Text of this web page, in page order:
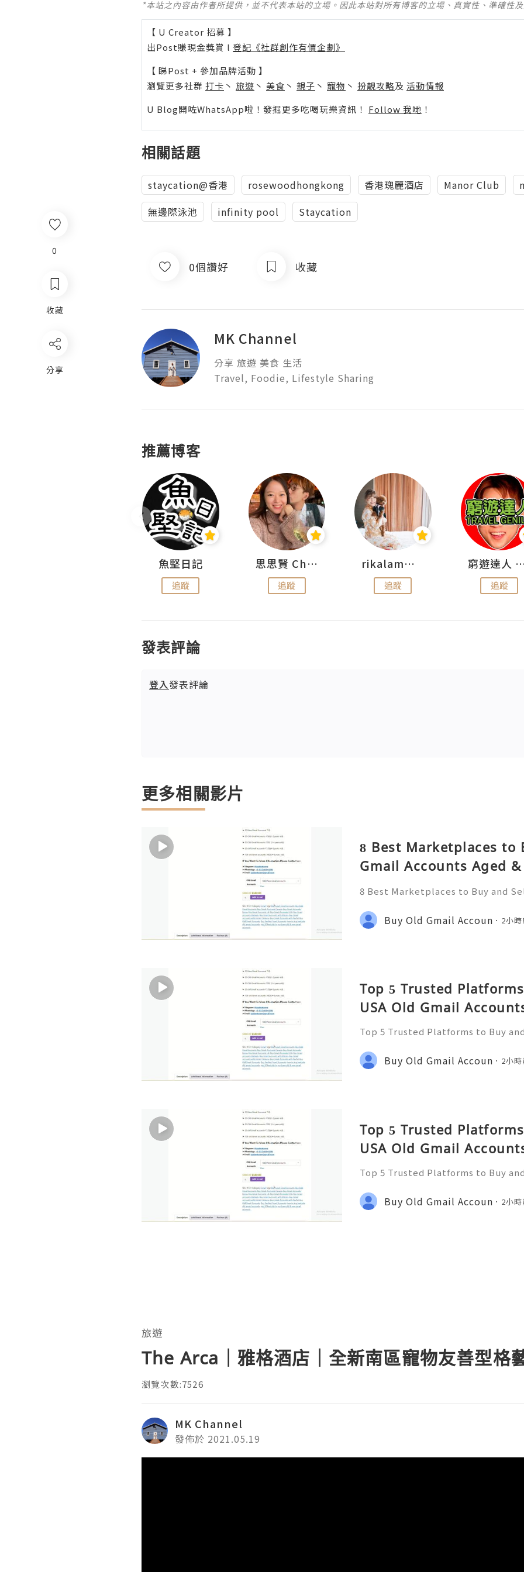
0
收藏
分享
*本站之內容由作者所提供，並不代表本站的立場。因此本站對所有博客的立場、真實性、準確性
【 U Creator 招募 】
出Post賺現金獎賞 l 登記《社群創作有價企劃》
【 睇Post + 參加品牌活動 】
瀏覽更多社群 打卡 丶 旅遊 丶 美食 丶 親子 丶 寵物 丶 扮靚攻略及 活動情報
U Blog開咗WhatsApp啦！發掘更多吃喝玩樂資訊！ Follow 我哋 ！
相關話題
staycation@香港 rosewoodhongkong 香港瑰麗酒店 Manor Club
無邊際泳池
infinity pool Staycation
0個讚好 收藏
MK Channel
分享 旅遊 美食 生活
Travel, Foodie, Lifestyle Sharing
推薦博客
魚堅日記
追蹤
思思賢 ChillMyBabe
追蹤
rikalammm
追蹤
窮遊達人
追蹤
發表評論
登入發表評論
更多相關影片
8 Best Marketplaces to
Gmail Accounts Aged &
Country) – 2026 Guide
8 Best Marketplaces to Buy and
e Information Please Contact us :
zone ☠️☠️➤WhatsApp: +1 (6
Buy Old Gmail Accoun 2小
Top 5 Trusted
USA Old Gmail
Top 5 Trusted Platforms to Buy
tact us : ☠️☠️➤Telegram:
(612) 649-8194 ☠️☠️➤Email:
Buy Old Gmail Accoun 2小
Top 5 Trusted
USA Old Gmail
Top 5 Trusted Platforms to Buy
tact us : ☠️☠️➤Telegram:
(612) 649-8194 ☠️☠️➤Email:
Buy Old Gmail Accoun 2小
旅遊
The Arca｜雅格酒店｜全新南區寵物友善型格
瀏覽次數:7526
MK Channel
發佈於 2021.05.19